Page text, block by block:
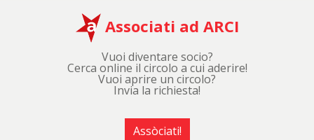
Associati ad ARCI
Vuoi diventare socio?
Cerca online il circolo a cui aderire!
Vuoi aprire un circolo?
Invia la richiesta!
Assòciati!